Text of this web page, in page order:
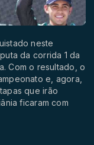
neste
da corrida 1 da
Com o resultado, o
e, agora,
que irão
ficaram com